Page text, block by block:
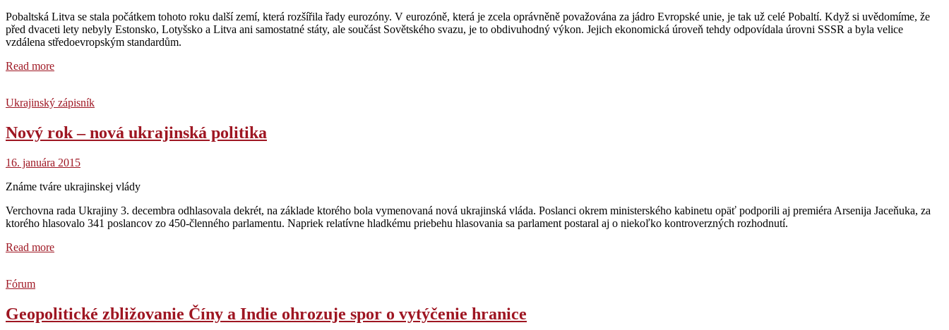
Pobaltská Litva se stala počátkem tohoto roku další zemí, která rozšířila řady eurozóny. V eurozóně, která je zcela oprávněně považována za jádro Evropské unie, je tak už celé Pobaltí. Když si uvědomíme, že
před dvaceti lety nebyly Estonsko, Lotyšsko a Litva ani samostatné státy, ale součást Sovětského svazu, je to obdivuhodný výkon. Jejich ekonomická úroveň tehdy odpovídala úrovni SSSR a byla velice
vzdálena středoevropským standardům.
Read more
Ukrajinský zápisník
Nový rok – nová ukrajinská politika
16. januára 2015
Známe tváre ukrajinskej vlády
Verchovna rada Ukrajiny 3. decembra odhlasovala dekrét, na základe ktorého bola vymenovaná nová ukrajinská vláda. Poslanci okrem ministerského kabinetu opäť podporili aj premiéra Arsenija Jaceňuka, za
ktorého hlasovalo 341 poslancov zo 450-členného parlamentu. Napriek relatívne hladkému priebehu hlasovania sa parlament postaral aj o niekoľko kontroverzných rozhodnutí.
Read more
Fórum
Geopolitické zbližovanie Číny a Indie ohrozuje spor o vytýčenie hranice